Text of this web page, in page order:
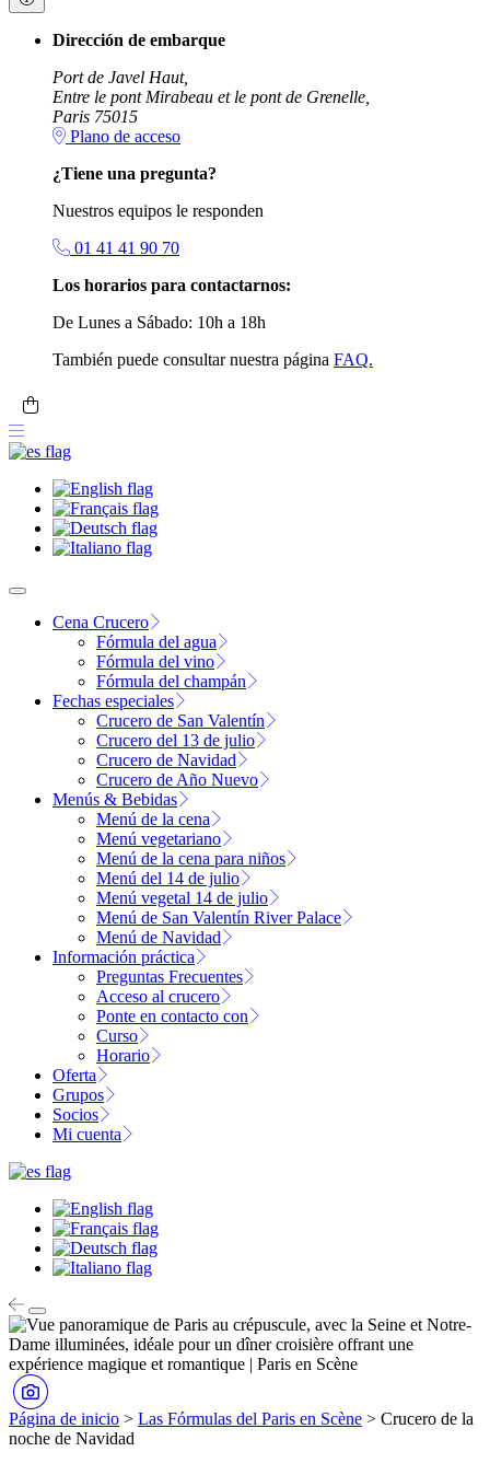
Dirección de embarque
Port de Javel Haut,
Entre le pont Mirabeau et le pont de Grenelle,
Paris 75015
Plano de acceso
¿Tiene una pregunta?
Nuestros equipos le responden
01 41 41 90 70
Los horarios para contactarnos:
De Lunes a Sábado: 10h a 18h
También puede consultar nuestra página FAQ.
Cena Crucero
Fórmula del agua
Fórmula del vino
Fórmula del champán
Fechas especiales
Crucero de San Valentín
Crucero del 13 de julio
Crucero de Navidad
Crucero de Año Nuevo
Menús & Bebidas
Menú de la cena
Menú vegetariano
Menú de la cena para niños
Menú del 14 de julio
Menú vegetal 14 de julio
Menú de San Valentín River Palace
Menú de Navidad
Información práctica
Preguntas Frecuentes
Acceso al crucero
Ponte en contacto con
Curso
Horario
Oferta
Grupos
Socios
Mi cuenta
Página de inicio > Las Fórmulas del Paris en Scène > Crucero de la
noche de Navidad